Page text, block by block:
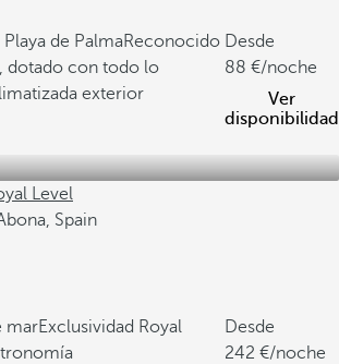
de PalmaReconocido
dotado con todo lo
exterior
Desde
88
/noche
Ver
disponibilidad
Level
Spain
marExclusividad Royal
Desde
242
/noche